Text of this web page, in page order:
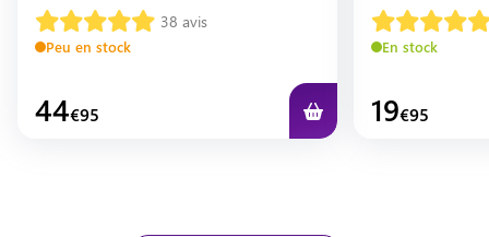
38 avis
Peu en stock
44€95
En stock
19€95